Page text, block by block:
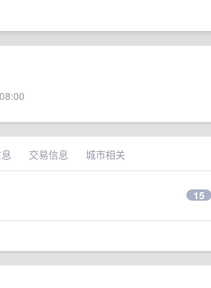
交易信息 城市相关
15